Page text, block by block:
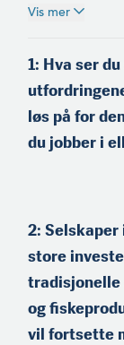
Vis mer
1: Hva ser
løs på for
du jobber i
2:
store
tradisjonelle
og
vil fortsette